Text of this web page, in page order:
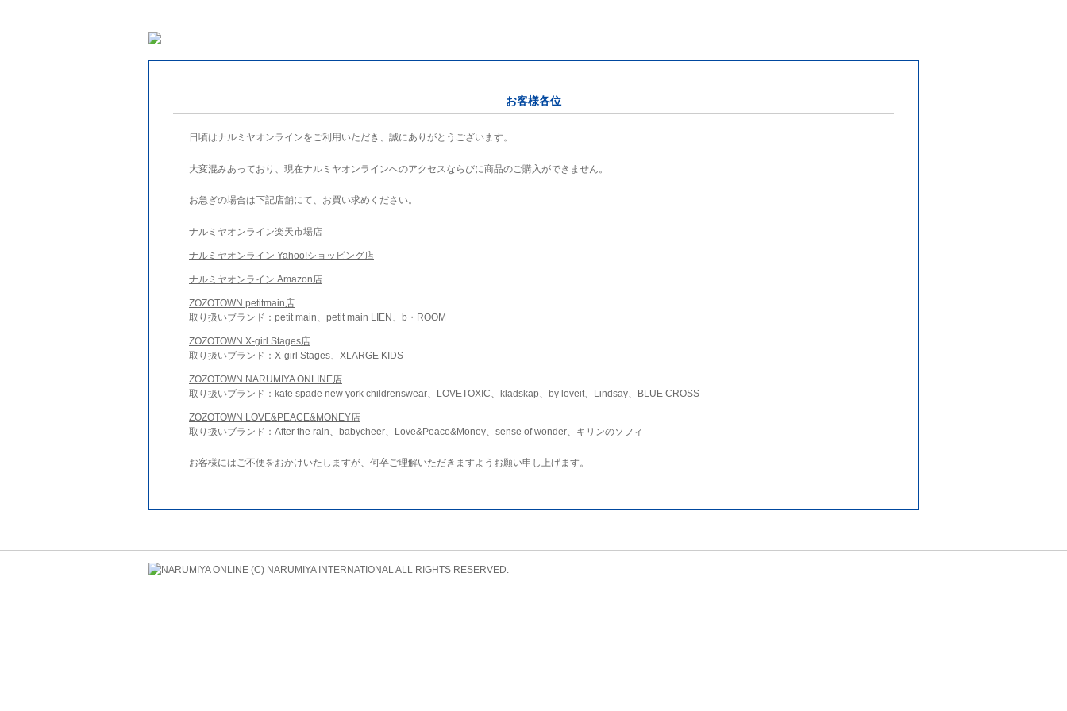
お客様各位
日頃はナルミヤオンラインをご利用いただき、誠にありがとうございます。
大変混みあっており、現在ナルミヤオンラインへのアクセスならびに商品のご購入ができません。
お急ぎの場合は下記店舗にて、お買い求めください。
ナルミヤオンライン楽天市場店
ナルミヤオンライン Yahoo!ショッピング店
ナルミヤオンライン Amazon店
ZOZOTOWN petitmain店
取り扱いブランド：petit main、petit main LIEN、b・ROOM
ZOZOTOWN X-girl Stages店
取り扱いブランド：X-girl Stages、XLARGE KIDS
ZOZOTOWN NARUMIYA ONLINE店
取り扱いブランド：kate spade new york childrenswear、LOVETOXIC、kladskap、by loveit、Lindsay、BLUE CROSS
ZOZOTOWN LOVE&PEACE&MONEY店
取り扱いブランド：After the rain、babycheer、Love&Peace&Money、sense of wonder、キリンのソフィ
お客様にはご不便をおかけいたしますが、何卒ご理解いただきますようお願い申し上げます。